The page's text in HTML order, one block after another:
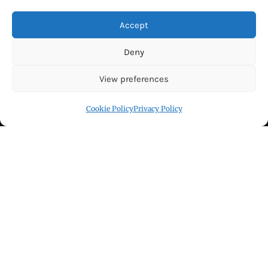
Accept
Deny
View preferences
Cookie PolicyPrivacy Policy
Click to accept marketing cookies and